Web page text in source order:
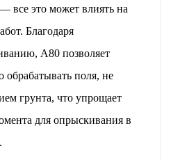
все это может влиять на
Благодаря
A80 позволяет
обрабатывать поля, не
грунта, что упрощает
для опрыскивания в